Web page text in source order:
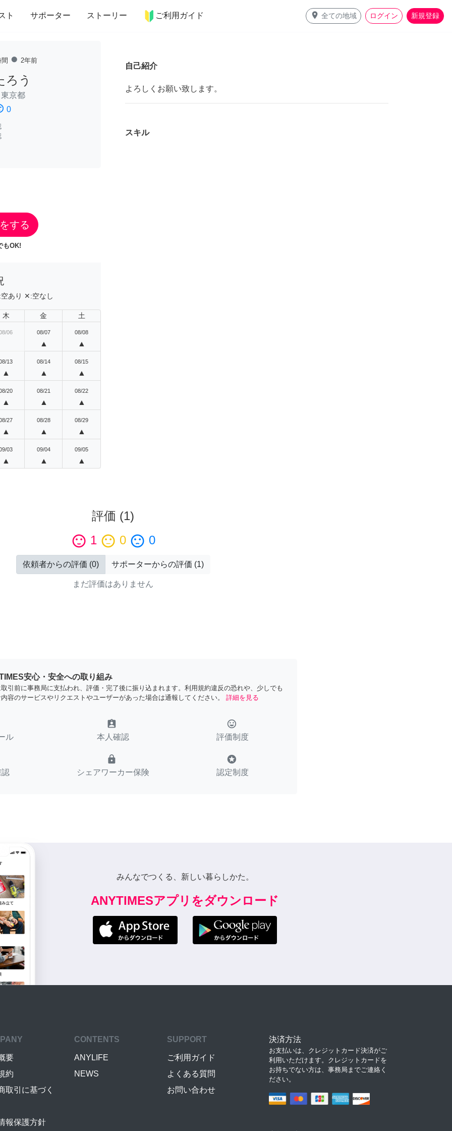
ト サポーター ストーリー ご利用ガイド place 全ての地域 ログイン 新規登録
インテリア 趣味・習い事 ペット 料理
fiber_manual_record 2年前
ろう
東京都
0
する
もOK!
空あり ✕:空なし
木 金 土
06 08/07
▲
08/08
▲
13
▲
08/14
▲
08/15
▲
20
▲
08/21
▲
08/22
▲
27
▲
08/28
▲
08/29
▲
03
▲
09/04
▲
09/05
▲
自己紹介
よろしくお願い致します。
スキル
評価 (1)
sentiment_satisfied 1 sentiment_neutral 0 sentiment_dissatisfied 0
依頼者からの評価 (0) サポーターからの評価 (1)
まだ評価はありません
安心・安全への取り組み
引前に事務局に支払われ、評価・完了後に振り込まれます。利用規約違反の恐れや、少しでも
容のサービスやリクエストやユーザーがあった場合は通報してください。
詳細を見る
ル
assignment_ind
本人確認
tag_faces
評価制度
lock
シェアワーカー保険
stars
認定制度
みんなでつくる、新しい暮らしかた。
ANYTIMESアプリをダウンロード
要
約
取引に基づく
報保護方針
CONTENTS
ANYLIFE
NEWS
SUPPORT
ご利用ガイド
よくある質問
お問い合わせ
決済方法
お支払いは、クレジットカード決済がご
利用いただけます。クレジットカードを
お持ちでない方は、事務局までご連絡く
ださい。